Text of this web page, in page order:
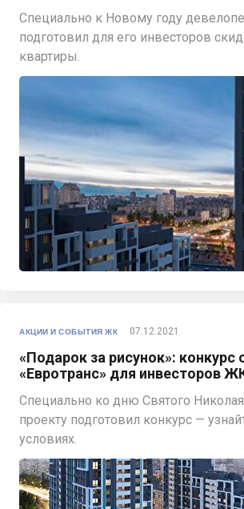
Специально к Новому году
подготовил для его инвесторов
квартиры.
АКЦИИ И СОБЫТИЯ ЖК 07.12.2021
«Подарок за рисунок»: конкурс
«Евротранс» для инвесторов
Специально ко дню Святого
проекту подготовил конкурс —
условиях.